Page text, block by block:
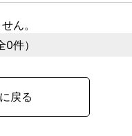
ん。
件）
戻る